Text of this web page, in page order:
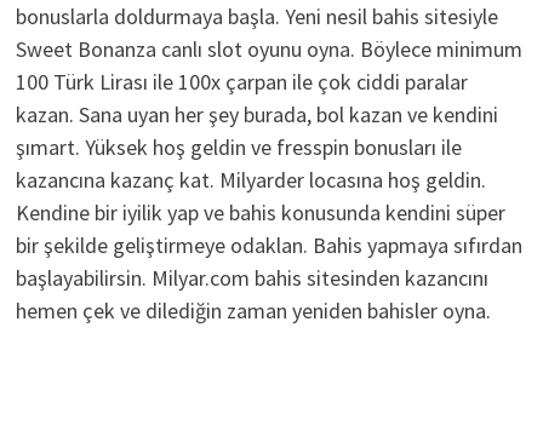
bonuslarla doldurmaya başla. Yeni nesil bahis sitesiyle
Sweet Bonanza canlı slot oyunu oyna. Böylece minimum
100 Türk Lirası ile 100x çarpan ile çok ciddi paralar
kazan. Sana uyan her şey burada, bol kazan ve kendini
şımart. Yüksek hoş geldin ve fresspin bonusları ile
kazancına kazanç kat. Milyarder locasına hoş geldin.
Kendine bir iyilik yap ve bahis konusunda kendini süper
bir şekilde geliştirmeye odaklan. Bahis yapmaya sıfırdan
başlayabilirsin. Milyar.com bahis sitesinden kazancını
hemen çek ve dilediğin zaman yeniden bahisler oyna.